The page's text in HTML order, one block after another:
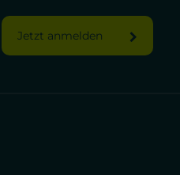
Jetzt anmelden